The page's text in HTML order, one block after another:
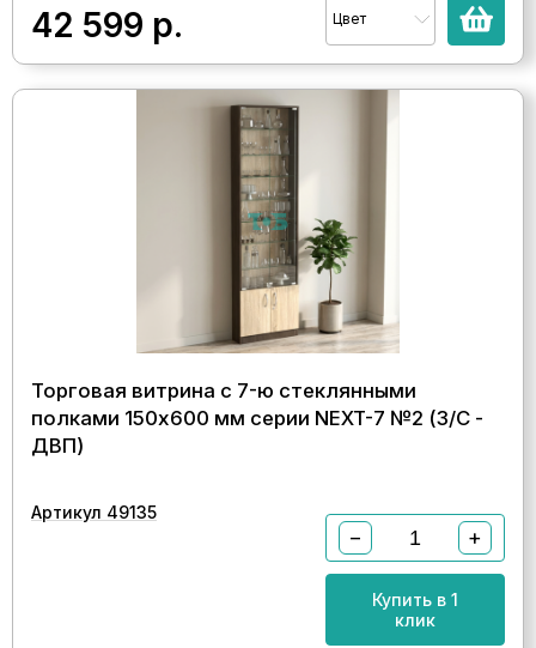
42 599 р. Цвет
Торговая витрина с 7-ю стеклянными
полками 150x600 мм серии NEXT-7 №2 (З/C -
ДВП)
Артикул 49135
− +
Купить в 1
клик